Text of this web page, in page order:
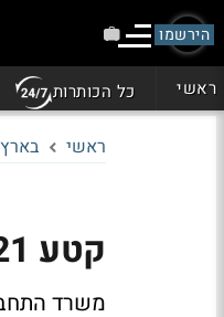
הירשמו
ראשי כל הכותרות
ראשי בארץ
קטע 21 של כביש 6 יוצא לדרך